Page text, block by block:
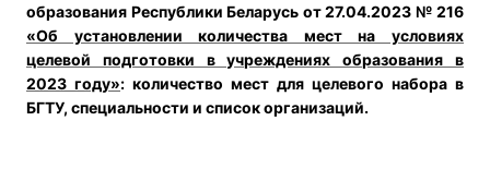
образования Республики Беларусь от 27.04.2023 № 216
«Об установлении количества мест на условиях
целевой подготовки в учреждениях образования в
2023 году»: количество мест для целевого набора в
БГТУ, специальности и список организаций.